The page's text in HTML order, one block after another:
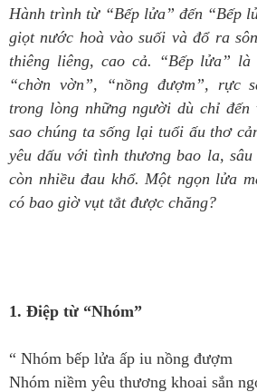
Hành trình từ “Bếp lửa” đến “Bếp
giọt nước hoà vào suối và đổ ra
thiêng liêng, cao cả. “Bếp lửa”
“chờn vờn”, “nồng đượm”, rực
trong lòng những người dù chỉ
sao chúng ta sống lại tuổi ấu thơ
yêu dấu với tình thương bao la, sâu
còn nhiều đau khổ. Một ngọn lửa
có bao giờ vụt tắt được chăng?
1. Điệp từ “Nhóm”
“ Nhóm bếp lửa ấp iu nồng đượm
Nhóm niềm yêu thương khoai sắn